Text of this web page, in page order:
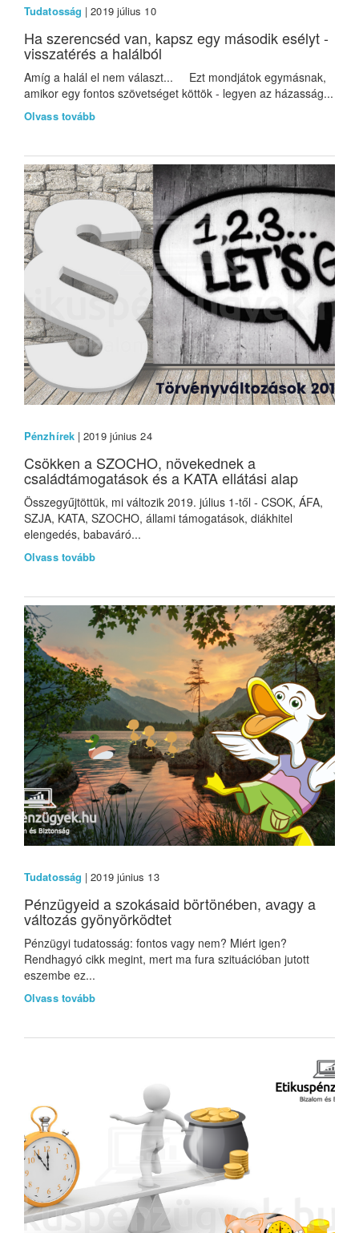
Tudatosság | 2019 július 10
Ha szerencséd van, kapsz egy második esélyt -
visszatérés a halálból
Amíg a halál el nem választ... Ezt mondjátok egymásnak,
amikor egy fontos szövetséget köttök - legyen az házasság...
Olvass tovább
Pénzhírek| 2019 június 24
Csökken a SZOCHO, növekednek a
családtámogatások és a KATA ellátási alap
Összegyűjtöttük, mi változik 2019. július 1-től - CSOK, ÁFA,
SZJA, KATA, SZOCHO, állami támogatások, diákhitel
elengedés, babaváró...
Olvass tovább
Tudatosság | 2019 június 13
Pénzügyeid a szokásaid börtönében, avagy a
változás gyönyörködtet
Pénzügyi tudatosság: fontos vagy nem? Miért igen?
Rendhagyó cikk megint, mert ma fura szituációban jutott
eszembe ez...
Olvass tovább